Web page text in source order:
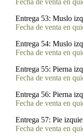
Fecha de venta en
Entrega 53: Muslo
Fecha de venta en
Entrega 54: Muslo
Fecha de venta en
Entrega 55: Pierna
Fecha de venta en
Entrega 56: Pierna
Fecha de venta en
Entrega 57: Pie
Fecha de venta en